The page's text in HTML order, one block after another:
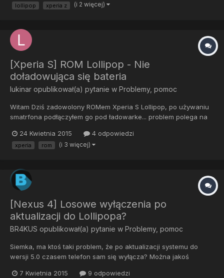
lollipop xperia z (i 2 więcej)
[Xperia S] ROM Lollipop - Nie
doładowująca się bateria
lukinar opublikował(a) pytanie w Problemy, pomoc
Witam Dziś zadowolony ROMem Xperia S Lollipop, po używaniu
smatrfona podłączyłem go pod ładowarke... problem polega na
może o co chodzi spotkal sie kiedys z podobnym problemem?
Pozdrawiam Krzysiek Lukinar
24 Kwietnia 2015 4 odpowiedzi
xperia rom (i 3 więcej)
[Nexus 4] Losowe wyłączenia po
aktualizacji do Lollipopa?
BR4KUS opublikował(a) pytanie w Problemy, pomoc
Siemka, ma ktoś taki problem, że po aktualizacji systemu do
wersji 5.0 czasem telefon sam się wyłącza? Można jakoś
7 Kwietnia 2015
9 odpowiedzi